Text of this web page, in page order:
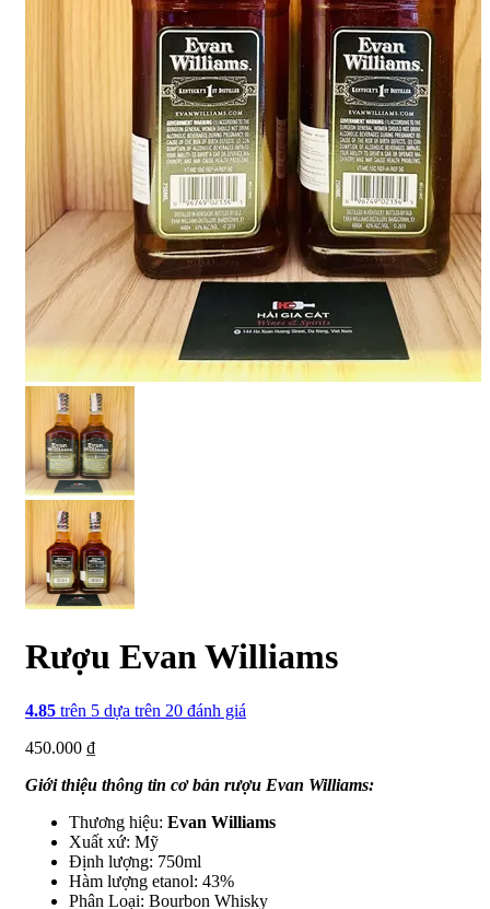
Rượu Evan Williams
4.85 trên 5 dựa trên 20 đánh giá
450.000 ₫
Giới thiệu thông tin cơ bản rượu Evan Williams:
Thương hiệu: Evan Williams
Xuất xứ: Mỹ
Định lượng: 750ml
Hàm lượng etanol: 43%
Phân Loại: Bourbon Whisky